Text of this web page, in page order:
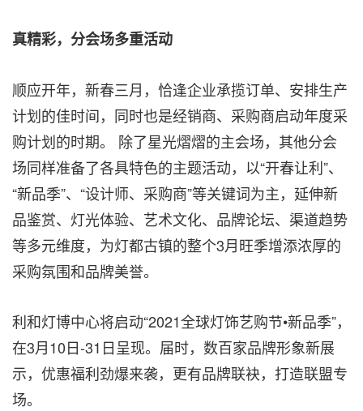
真精彩，分会场多重活动
顺应开年，新春三月，恰逢企业承揽订单、安排生产
计划的佳时间，同时也是经销商、采购商启动年度采
购计划的时期。 除了星光熠熠的主会场，其他分会
场同样准备了各具特色的主题活动，以“开春让利”、
“新品季”、“设计师、采购商”等关键词为主，延伸新
品鉴赏、灯光体验、艺术文化、品牌论坛、渠道趋势
等多元维度，为灯都古镇的整个3月旺季增添浓厚的
采购氛围和品牌美誉。
利和灯博中心将启动“2021全球灯饰艺购节•新品季”，
在3月10日-31日呈现。届时，数百家品牌形象新展
示，优惠福利劲爆来袭，更有品牌联袂，打造联盟专
场。